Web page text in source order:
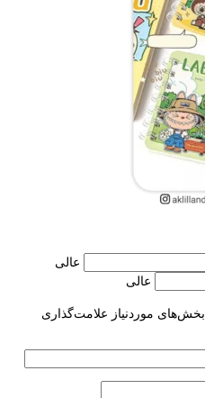
عالی
عالی
بخش‌های موردنیاز علامت‌گذاری